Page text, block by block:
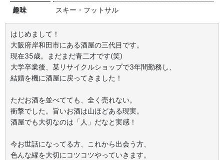
趣味
スキー・フットサル
はじめまして！
大阪府岸和田市にある酒屋の三代目です。
現在35歳。まだまだ青二才です(笑)
大学卒業後、某リサイクルショップで3年間勤務し、
結婚を機に酒屋に戻ってきました！
ただお酒を並べてても、全く売れない。
衝撃でした。旨いお酒は山ほどある現実。
酒屋でも大切なのは「人」だなと実感！
今お世話になってる方、これから出会う方、
色んな縁を大切にコツコツやっていきます。